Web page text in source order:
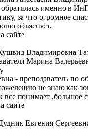
именно в
за что огромное
объясняет.
сайте
Владимировна
Марина
- преподаватель по
не знаю как
все понимает ,большое
сайте
Евгения